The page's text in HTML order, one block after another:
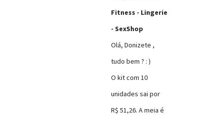
Olá, Donizete ,
tudo bem ? : )
O kit com 10
unidades sai por
R$ 51,26. A meia é